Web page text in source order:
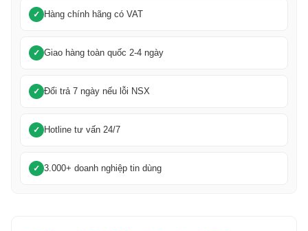
Hàng chính hãng có VAT
Giao hàng toàn quốc 2-4 ngày
Đổi trả 7 ngày nếu lỗi NSX
Hotline tư vấn 24/7
3.000+ doanh nghiệp tin dùng